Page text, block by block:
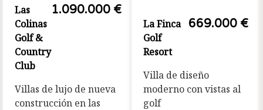
Las
Colinas
Golf &
Country
Club
1.090.000 €
Villas de lujo de nueva
construcción en las
La Finca
Golf
Resort
669.000 €
Villa de diseño
moderno con vistas al
golf